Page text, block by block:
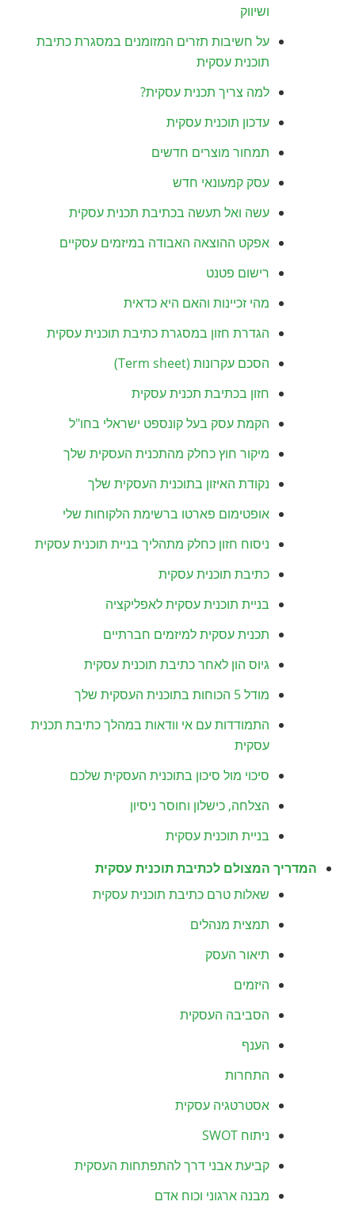
ושיווק
על חשיבות תזרים המזומנים במסגרת כתיבת
תוכנית עסקית
למה צריך תכנית עסקית?
עדכון תוכנית עסקית
תמחור מוצרים חדשים
עסק קמעונאי חדש
עשה ואל תעשה בכתיבת תכנית עסקית
אפקט ההוצאה האבודה במיזמים עסקיים
רישום פטנט
מהי זכיינות והאם היא כדאית
הגדרת חזון במסגרת כתיבת תוכנית עסקית
הסכם עקרונות (Term sheet)
חזון בכתיבת תכנית עסקית
הקמת עסק בעל קונספט ישראלי בחו"ל
מיקור חוץ כחלק מהתכנית העסקית שלך
נקודת האיזון בתוכנית העסקית שלך
אופטימום פארטו ברשימת הלקוחות שלי
ניסוח חזון כחלק מתהליך בניית תוכנית עסקית
כתיבת תוכנית עסקית
בניית תוכנית עסקית לאפליקציה
תכנית עסקית למיזמים חברתיים
גיוס הון לאחר כתיבת תוכנית עסקית
מודל 5 הכוחות בתוכנית העסקית שלך
התמודדות עם אי וודאות במהלך כתיבת תכנית
עסקית
סיכוי מול סיכון בתוכנית העסקית שלכם
הצלחה, כישלון וחוסר ניסיון
בניית תוכנית עסקית
המדריך המצולם לכתיבת תוכנית עסקית
שאלות טרם כתיבת תוכנית עסקית
תמצית מנהלים
תיאור העסק
היזמים
הסביבה העסקית
הענף
התחרות
אסטרטגיה עסקית
ניתוח SWOT
קביעת אבני דרך להתפתחות העסקית
מבנה ארגוני וכוח אדם